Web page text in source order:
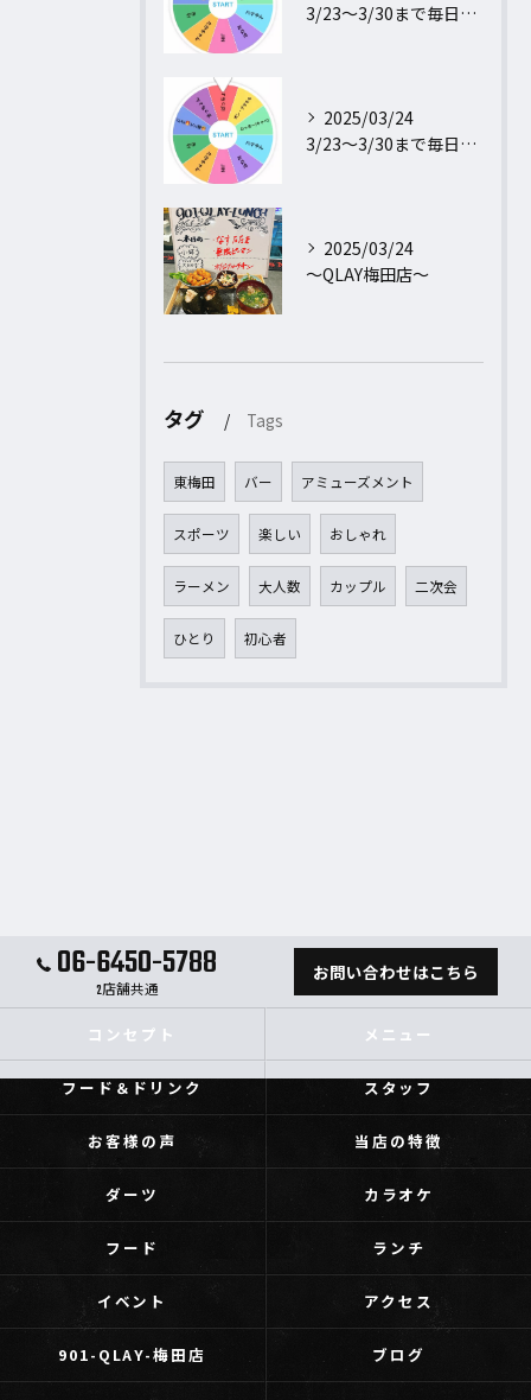
3/23〜3/30まで毎日行われるフォロー＆リポストキャンペ...
2025/03/24
3/23〜3/30まで毎日行われるフォロー＆リポストキャンペ...
2025/03/24
〜QLAY梅田店〜
タグ Tags
東梅田 バー アミューズメント
スポーツ 楽しい おしゃれ
ラーメン 大人数 カップル 二次会
ひとり 初心者
06-6450-5788
2店舗共通
お問い合わせはこちら
コンセプト メニュー
フード＆ドリンク スタッフ
お客様の声 当店の特徴
ダーツ カラオケ
フード ランチ
イベント アクセス
901-QLAY-梅田店 ブログ